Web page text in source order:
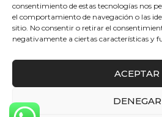
consentimiento de estas tecnologías nos
el comportamiento de navegación o las
sitio. No consentir o retirar el
negativamente a ciertas características y
ACEPTAR
DENEGAR
Carrito
Politica de envio y